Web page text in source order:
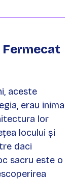
Fermecat
aceste
erau inima
lor
locului și
daci
sacru este o